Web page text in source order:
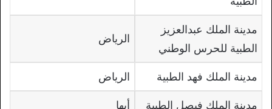
مدينة الملك عبدالعزيز
الطبية للحرس الوطني
الرياض
مدينة الملك فهد الطبية الرياض
مدينة الملك فيصل الطبية أبها